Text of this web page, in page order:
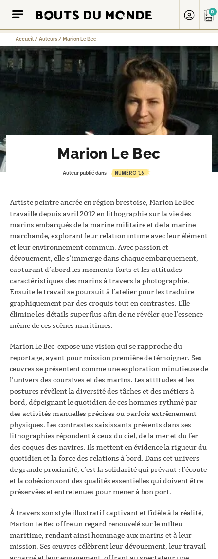
0
Accueil /Auteurs / Marion Le Bec
Marion Le Bec
Auteur publié dans NUMÉRO 16
Artiste peintre ancrée en région brestoise, Marion Le Bec
travaille depuis avril 2012 en lithographie sur la vie des
marins embarqués de la marine militaire et de la marine
marchande, explorant leur relation intime avec leur élément
et leur environnement commun. Avec passion et
dévouement, elle s’immerge dans chaque embarquement,
capturant d’abord les moments forts et les attitudes
caractéristiques des marins à travers la photographie.
Ensuite le travail se poursuit à l’atelier pour les traduire
graphiquement par des croquis tout en contrastes. Elle
élimine les détails superflus afin de ne révéler que l’essence
même de ces scènes maritimes.
Marion Le Bec expose une vision qui se rapproche du
reportage, ayant pour mission première de témoigner. Ses
œuvres se présentent comme une exploration minutieuse de
l’univers des coursives et des marins. Les attitudes et les
postures révèlent la diversité des tâches et des métiers à
bord, dépeignant le quotidien de ces hommes rythmé par
des activités manuelles précises ou parfois extrêmement
physiques. Les contrastes saisissants présents dans ses
lithographies répondent à ceux du ciel, de la mer et du fer
des coques des navires. Ils mettent en évidence la rigueur du
quotidien et la force des relations à bord. Dans cet univers
de grande proximité, c’est la solidarité qui prévaut : l’écoute
et la cohésion sont des qualités essentielles qui doivent être
préservées et entretenues pour mener à bon port.
À travers son style illustratif captivant et fidèle à la réalité,
Marion Le Bec offre un regard renouvelé sur le milieu
maritime, rendant ainsi hommage aux marins et à leur
mission. Ses œuvres célèbrent leur dévouement, leur travail